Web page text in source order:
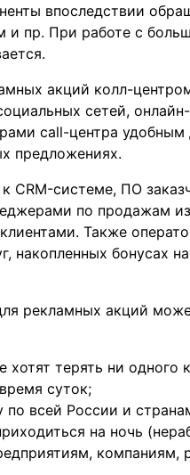
впоследствии
и пр. При работе с
акций колл-
сетей,
call-центра
предложениях.
CRM-системе, ПО
по продажам
Также
накопленных бонусах
рекламных акций
хотят терять ни одного
суток;
всей России и
на ночь
компаниям,